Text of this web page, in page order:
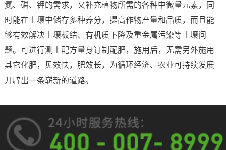
氮、磷、钾的需求，又补充植物所需的各种中微量元素，同
时能在土壤中储存多种养分，提高作物产量和品质，而且能
够有效解决土壤板结、有机质下降及重金属污染等土壤问
题。可进行测土配方量身订制配肥，施用后，无需另外施用
其它化肥，见效快，肥效长，为循环经济、农业可持续发展
开辟出一条崭新的道路。